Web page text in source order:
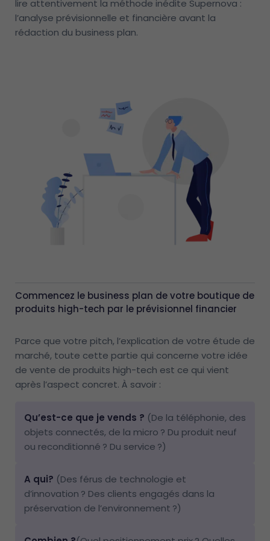
lire attentivement la méthode inédite Supernova :
l’analyse prévisionnelle et financière avant la
rédaction du business plan.
Commencez le business plan de votre boutique de
produits high-tech par le prévisionnel financier
Parce que votre pitch, l’explication de votre étude de
marché, toute cette partie qui concerne votre idée
de vente de produits high-tech est ce qui vient
après l’aspect concret. À savoir :
Qu’est-ce que je vends ? (De la téléphonie, des
objets connectés, de la micro ? Du produit neuf
ou reconditionné ? Du service ?)
A qui? (Des férus de technologie et
d’innovation ? Des clients engagés dans la
préservation de l’environnement ?)